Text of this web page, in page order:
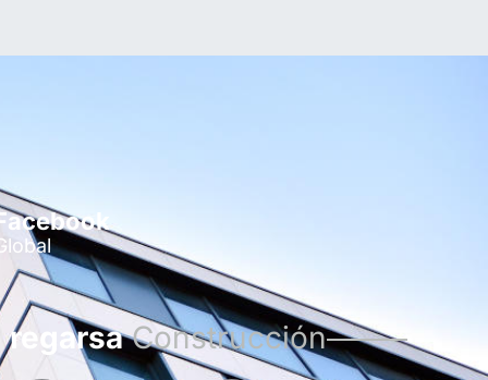
regarsaConstrucción